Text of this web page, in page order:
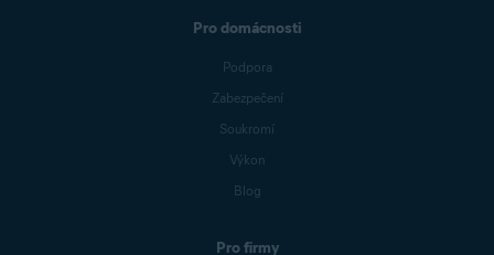
Pro domácnosti
Podpora
Zabezpečení
Soukromí
Výkon
Blog
Pro firmy